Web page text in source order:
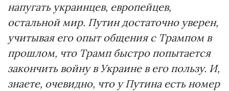
напугать украинцев, европейцев,
остальной мир. Путин достаточно уверен,
учитывая его опыт общения с Трампом в
прошлом, что Трамп быстро попытается
закончить войну в Украине в его пользу. И,
знаете, очевидно, что у Путина есть номер